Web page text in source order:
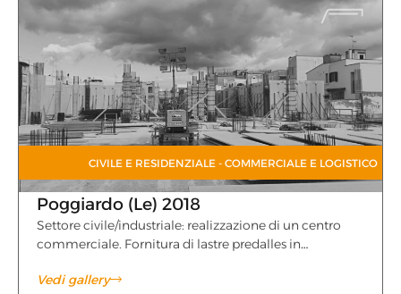
CIVILE E RESIDENZIALE - COMMERCIALE E LOGISTICO
Poggiardo (Le) 2018
Settore civile/industriale: realizzazione di un centro
commerciale. Fornitura di lastre predalles in…
Vedi gallery